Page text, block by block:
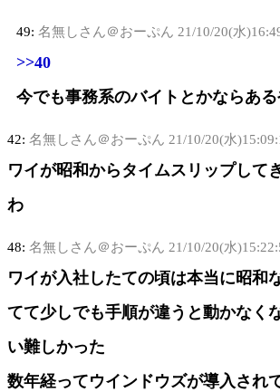
49: 名無しさん＠おーぷん 21/10/20(水
>>40
今でも事務系のバイトとかならあ
42: 名無しさん＠おーぷん 21/10/20(水
ワイが昭和からタイムスリップして
わ
48: 名無しさん＠おーぷん 21/10/20(水
ワイが入社したての頃は本当に昭和
てて少しでも手順が違うと動かなく
い難しかった
数年経ってウインドウズが導入され